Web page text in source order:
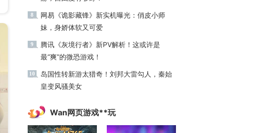
8
网易《诡影藏锋》新实机曝光：俏皮小师
妹，身娇体软又可爱
9
腾讯《灰境行者》新PV解析！这或许是
最“爽”的微恐游戏！
10
岛国性转新游太猎奇！刘邦大雷勾人，秦始
皇变风骚美女
Wan网页游戏**玩